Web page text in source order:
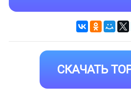
СКАЧАТЬ